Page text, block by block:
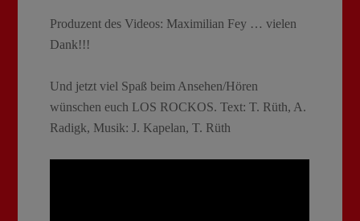
Produzent des Videos: Maximilian Fey … vielen
Dank!!!
Und jetzt viel Spaß beim Ansehen/Hören
wünschen euch LOS ROCKOS. Text: T. Rüth, A.
Radigk, Musik: J. Kapelan, T. Rüth